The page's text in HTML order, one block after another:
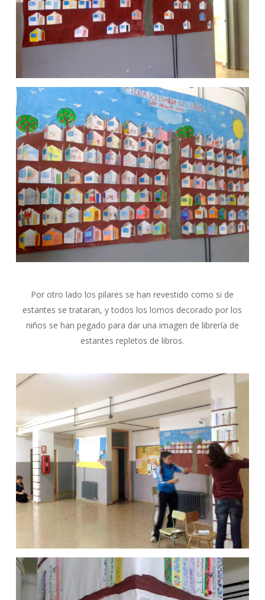
Por otro lado los pilares se han revestido como si de
estantes se trataran, y todos los lomos decorado por los
niños se han pegado para dar una imagen de librería de
estantes repletos de libros.